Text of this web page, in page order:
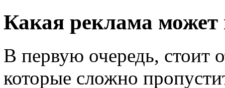
Какая реклама может
В первую очередь, стоит
которые сложно